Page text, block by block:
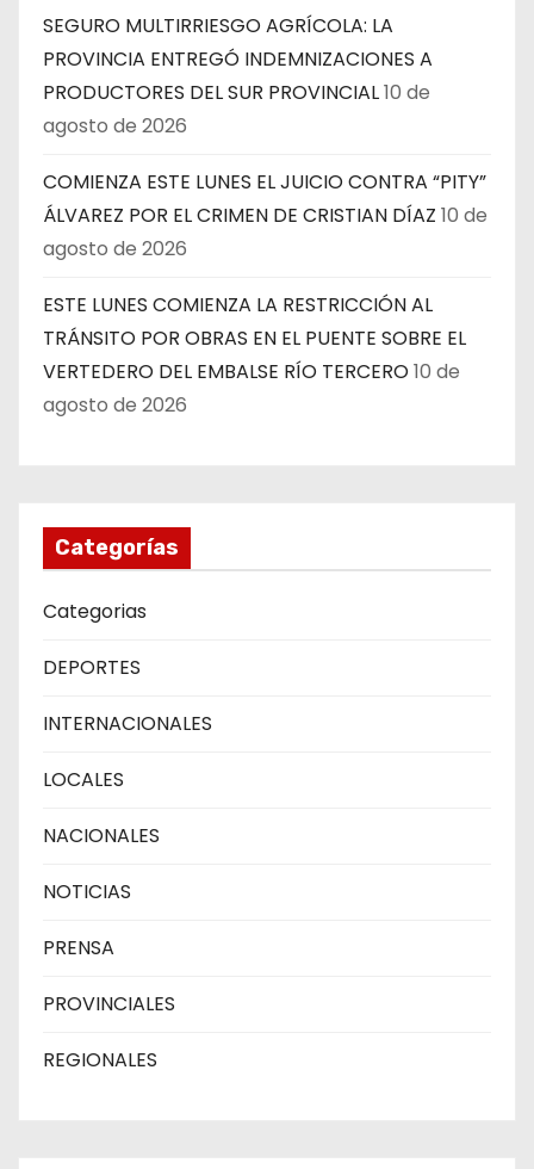
SEGURO MULTIRRIESGO AGRÍCOLA: LA
PROVINCIA ENTREGÓ INDEMNIZACIONES A
PRODUCTORES DEL SUR PROVINCIAL10 de
agosto de 2026
COMIENZA ESTE LUNES EL JUICIO CONTRA “PITY”
ÁLVAREZ POR EL CRIMEN DE CRISTIAN DÍAZ 10 de
agosto de 2026
ESTE LUNES COMIENZA LA RESTRICCIÓN AL
TRÁNSITO POR OBRAS EN EL PUENTE SOBRE EL
VERTEDERO DEL EMBALSE RÍO TERCERO10 de
agosto de 2026
Categorías
Categorias
DEPORTES
INTERNACIONALES
LOCALES
NACIONALES
NOTICIAS
PRENSA
PROVINCIALES
REGIONALES